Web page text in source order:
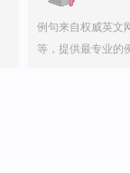
例句来自权威英文
等，提供最专业的